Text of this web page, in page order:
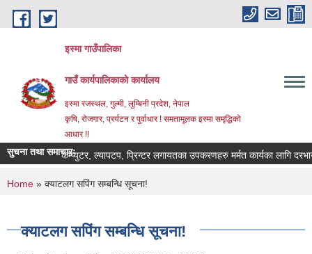
Skip to main content
इस्मा गाउँपालिका
गाउँ कार्यपालिकाको कार्यालय
इस्मा रजस्थल, गुल्मी, लुम्बिनी प्रदेश, नेपाल
कृषि, रोजगार, प्रर्यटन र पुर्वाधार ! समतामूलक इस्मा समृद्धिको
आधार !!
सुचना तथा समाचारः
कम्प्युटर, ल्यापटप, प्रिन्टर लगायतका उपकरणहरु मर्मत कार्यका लागि
You are here
Home » क्याटलग सपिंग सम्बन्धि सूचना!
क्याटलग सपिंग सम्बन्धि सूचना!